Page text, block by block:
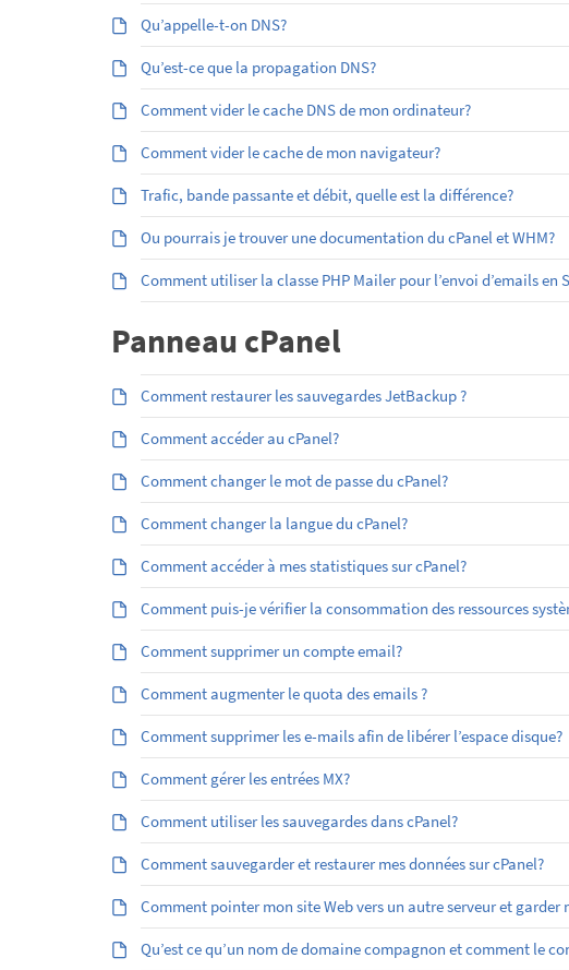
Qu’appelle-t-on DNS?
Qu’est-ce que la propagation DNS?
Comment vider le cache DNS de mon ordinateur?
Comment vider le cache de mon navigateur?
Trafic, bande passante et débit, quelle est la différence?
Ou pourrais je trouver une documentation du cPanel et WHM?
Comment utiliser la classe PHP Mailer pour l’envoi d’emails en
Panneau cPanel
Comment restaurer les sauvegardes JetBackup ?
Comment accéder au cPanel?
Comment changer le mot de passe du cPanel?
Comment changer la langue du cPanel?
Comment accéder à mes statistiques sur cPanel?
Comment puis-je vérifier la consommation des ressources
Comment supprimer un compte email?
Comment augmenter le quota des emails ?
Comment supprimer les e-mails afin de libérer l’espace disque?
Comment gérer les entrées MX?
Comment utiliser les sauvegardes dans cPanel?
Comment sauvegarder et restaurer mes données sur cPanel?
Comment pointer mon site Web vers un autre serveur et garder
Qu’est ce qu’un nom de domaine compagnon et comment le